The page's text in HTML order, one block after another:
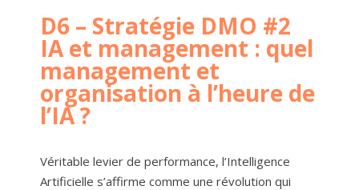
D6 – Stratégie DMO #2
IA et management : quel
management et
organisation à l’heure de
l’IA ?
Véritable levier de performance, l’Intelligence
Artificielle s’affirme comme une révolution qui